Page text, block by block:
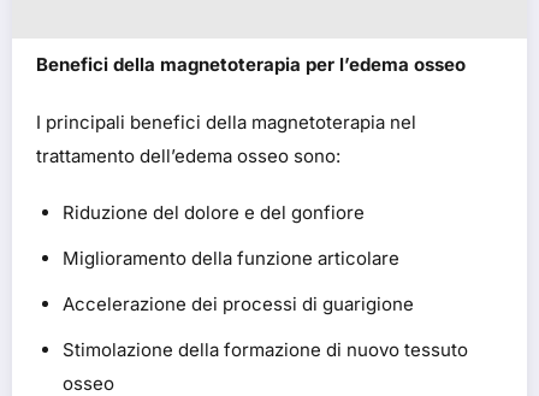
Benefici della magnetoterapia per l’edema osseo
I principali benefici della magnetoterapia nel
trattamento dell’edema osseo sono:
Riduzione del dolore e del gonfiore
Miglioramento della funzione articolare
Accelerazione dei processi di guarigione
Stimolazione della formazione di nuovo tessuto
osseo